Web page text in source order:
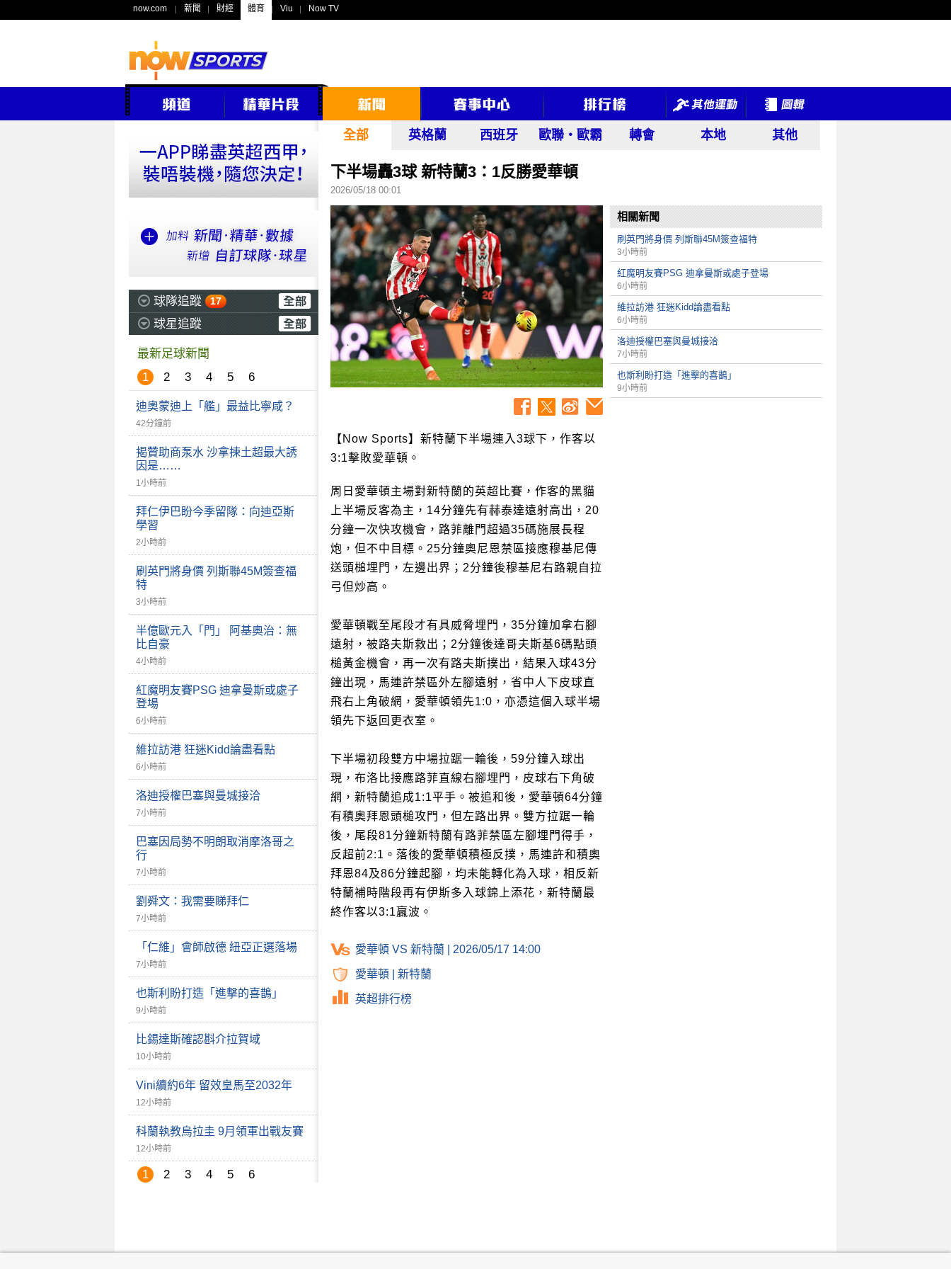
now.com 新聞 財經 體育 Viu Now TV
球隊追蹤 17
球星追蹤
最新足球新聞
1
2 3 4 5 6
迪奧蒙迪上「艦」最益比寧咸？
42分鐘前
揭贊助商泵水 沙拿揀土超最大誘
因是……
1小時前
拜仁伊巴盼今季留隊：向迪亞斯
學習
2小時前
刷英門將身價 列斯聯45M簽查福
特
3小時前
半億歐元入「門」 阿基奧治：無
比自豪
4小時前
紅魔明友賽PSG 迪拿曼斯或處子
登場
6小時前
維拉訪港 狂迷Kidd論盡看點
6小時前
洛迪授權巴塞與曼城接洽
7小時前
巴塞因局勢不明朗取消摩洛哥之
行
7小時前
劉舜文：我需要睇拜仁
7小時前
「仁維」會師啟德 紐亞正選落場
7小時前
也斯利盼打造「進擊的喜鵲」
9小時前
比錫達斯確認斟介拉賀域
10小時前
Vini續約6年 留效皇馬至2032年
12小時前
科蘭執教烏拉圭 9月領軍出戰友賽
12小時前
1 2 3 4 5 6
全部 英格蘭 西班牙 歐聯‧歐霸 轉會 本地 其他
下半場轟3球 新特蘭3：1反勝愛華頓
2026/05/18 00:01
【Now Sports】新特蘭下半場連入3球下，作客以
3:1擊敗愛華頓。
周日愛華頓主場對新特蘭的英超比賽，作客的黑貓
上半場反客為主，14分鐘先有赫泰達遠射高出，20
分鐘一次快攻機會，路菲離門超過35碼施展長程
炮，但不中目標。25分鐘奧尼恩禁區接應穆基尼傳
送頭槌埋門，左邊出界；2分鐘後穆基尼右路親自拉
弓但炒高。
愛華頓戰至尾段才有具威脅埋門，35分鐘加拿右腳
遠射，被路夫斯救出；2分鐘後達哥夫斯基6碼點頭
槌黃金機會，再一次有路夫斯撲出，結果入球43分
鐘出現，馬連許禁區外左腳遠射，省中人下皮球直
飛右上角破網，愛華頓領先1:0，亦憑這個入球半場
領先下返回更衣室。
下半場初段雙方中場拉踞一輪後，59分鐘入球出
現，布洛比接應路菲直線右腳埋門，皮球右下角破
網，新特蘭追成1:1平手。被追和後，愛華頓64分鐘
有積奧拜恩頭槌攻門，但左路出界。雙方拉踞一輪
後，尾段81分鐘新特蘭有路菲禁區左腳埋門得手，
反超前2:1。落後的愛華頓積極反撲，馬連許和積奧
拜恩84及86分鐘起腳，均未能轉化為入球，相反新
特蘭補時階段再有伊斯多入球錦上添花，新特蘭最
終作客以3:1贏波。
愛華頓 VS 新特蘭 | 2026/05/17 14:00
愛華頓 新特蘭
英超排行榜
相關新聞
刷英門將身價 列斯聯45M簽查福特
3小時前
紅魔明友賽PSG 迪拿曼斯或處子登場
6小時前
維拉訪港 狂迷Kidd論盡看點
6小時前
洛迪授權巴塞與曼城接洽
7小時前
也斯利盼打造「進擊的喜鵲」
9小時前